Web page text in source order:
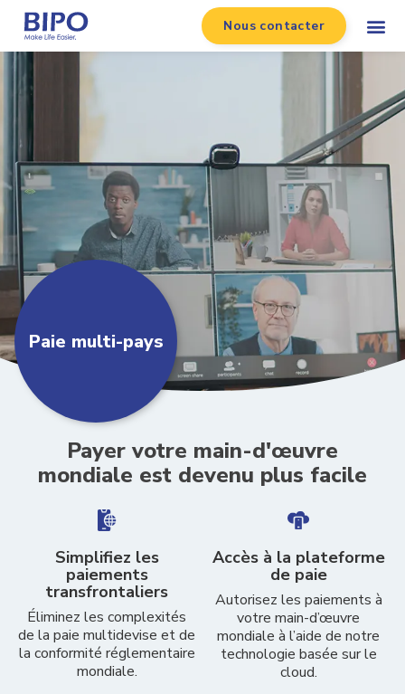
Nous contacter
Paie multi-pays
Payer votre main-d'œuvre
mondiale est devenu plus facile
Simplifiez les
paiements
transfrontaliers
Éliminez les complexités
de la paie multidevise et de
la conformité réglementaire
mondiale.
Accès à la plateforme
de paie
Autorisez les paiements à
votre main-d’œuvre
mondiale à l’aide de notre
technologie basée sur le
cloud.